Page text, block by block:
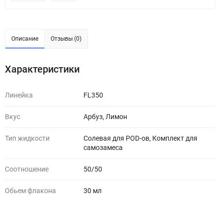
Описание Отзывы (0)
Характеристики
Линейка FL350
Вкус Арбуз, Лимон
Тип жидкости
Солевая для POD-ов, Комплект для
самозамеса
Соотношение 50/50
Обьем флакона 30 мл